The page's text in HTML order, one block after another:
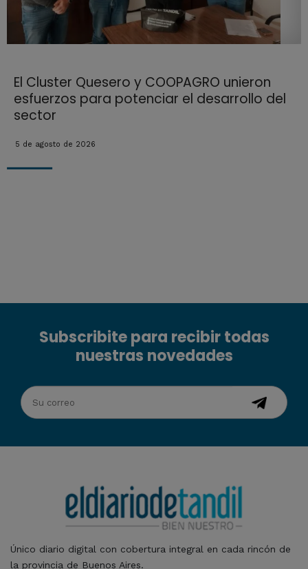
El Cluster Quesero y COOPAGRO unieron
esfuerzos para potenciar el desarrollo del
sector
5 de agosto de 2026
Subscribite para recibir todas
nuestras novedades
Único diario digital con cobertura integral en cada rincón de
la provincia de Buenos Aires.